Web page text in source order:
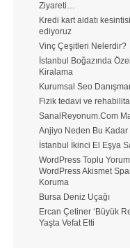
Ziyareti…
Kredi kart aidatı
ediyoruz
Vinç Çeşitleri Nelerdir?
İstanbul Boğazında
Kiralama
Kurumsal Seo
Fizik tedavi ve
SanalReyonum.Com
Anjiyo Neden Bu
İstanbul İkinci El Eşya
WordPress Toplu
WordPress Akismet
Koruma
Bursa Deniz Uçağı
Ercan Çetiner ‘Büyük
Yaşta Vefat Etti